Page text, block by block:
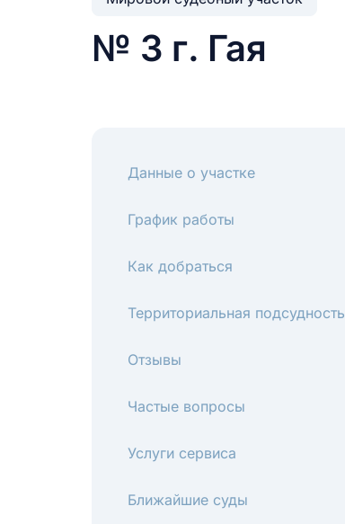
№ 3 г. Гая
Данные о участке
График работы
Как добраться
Территориальная подсудность
Отзывы
Частые вопросы
Услуги сервиса
Ближайшие суды